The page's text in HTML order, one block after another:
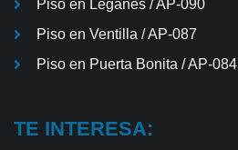
Piso en Leganés / AP-090
Piso en Ventilla / AP-087
Piso en Puerta Bonita / AP-084
TE INTERESA: